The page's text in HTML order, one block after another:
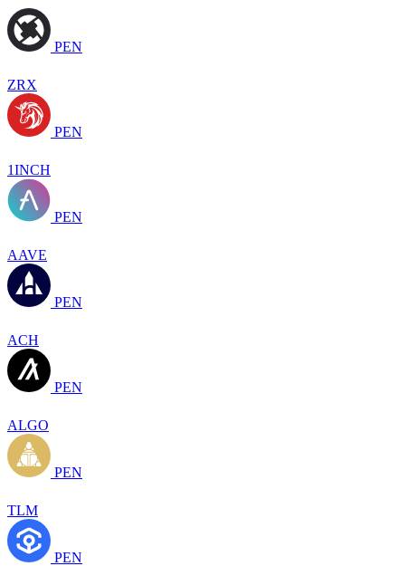
PEN
ZRX
PEN
1INCH
PEN
AAVE
PEN
ACH
PEN
ALGO
PEN
TLM
PEN